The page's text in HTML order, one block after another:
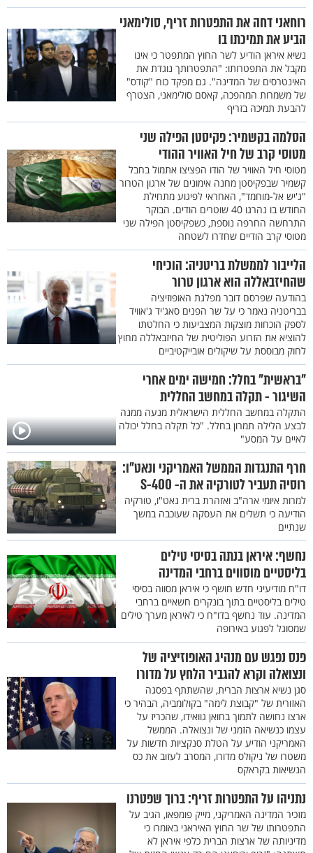
רוחאני דחה את התפטרות זריף, סולימאני
הביע את תמיכתו בו
נשיא איראן הודיע לשר החוץ המתפטר כי אינו
מקבל את התפטרותו: "התפטרותך נוגדת את
האינטרסים של המדינה". גם מפקד כוח "קודס"
של משמרות המהפכה, קאסם סולימאני, הצטרף
להבעת תמיכה בזריף
הסלמה בקשמיר: פקיסטן הפילה שני
מטוסי קרב של חיל האוויר ההודי
מטוסי חיל האוויר של הודו הפציצו אתמול בחבל
קשמיר שבפקיסטן מחנה אימונים של ארגון הטרור
"ג'יש אל-מוחמד", האחראי לפיגוע מתחילת
החודש בו נהרגו 40 שוטרים הודים. הבוקר
התרחשה החרפה נוספת, כשפקיסטן הפילה שני
מטוסי קרב הודיים שחדרו לשטחה
הלייבור לממשלת בריטניה: הוכיחי
שהחיזבאללה הוא ארגון טרור
בהודעה שפרסם דובר מפלגת האופוזיציה
בבריטניה נאמר כי על שר הפנים סאג'יד ג'אוויד
לספק הוכחות מוצקות המצביעות כי החלטתו
להוציא את הזרוע הפוליטית של החיזבאללה מחוץ
לחוק מבוססת על שיקולים אובייקטיביים
"בראשית" בחלל: חמישה ימים אחרי
השיגור - תקלה במחשב החללית
התקלה במחשב החללית הישראלית מנעה ממנה
לבצע הלילה תמרון בחלל. "כל תקלה בחלל יכולה
לאיים על המסע"
חרף התנגדות הממשל האמריקני ונאט"ו:
רוסיה תעביר לטורקיה את ה- S-400
למרות איומי ארה"ב ואזהרת ברית נאט"ו, טורקיה
הודיעה כי תשלים את העסקה שעוכבה במשך
שנתיים
נחשף: איראן בנתה בסיסי טילים
בליסטיים מוסווים ברחבי המדינה
דו"ח מודיעיני חדש חושף כי איראן מסווה בסיסי
טילים בליסטיים בתוך בונקרים חשאיים ברחבי
המדינה. עוד נחשף בדו"ח כי לאיראן מערך טילים
שמסוגל לפגוע באירופה
פנס נפגש עם מנהיג האופוזיציה של
ונצואלה וקרא להגביר הלחץ על מדורו
סגן נשיא ארצות הברית, שהשתתף בפסגה
האזורית של "קבוצת לימה" בקולומביה, הבהיר כי
ארצו נחושה לתמוך בחואן גוואידו, שהכריז על
עצמו כנשיאה הזמני של ונצואלה. הממשל
האמריקני הודיע על הטלת סנקציות חדשות על
משטרו של ניקולס מדורו, המסרב לעזוב את כס
הנשיאות בקראקס
נתניהו על התפטרות זריף: ברוך שפטרנו
מזכיר המדינה האמריקני, מייק פומפאו, הגיב על
התפטרותו של שר החוץ האיראני באומרו כי
מדיניותה של ארצות הברית כלפי איראן לא